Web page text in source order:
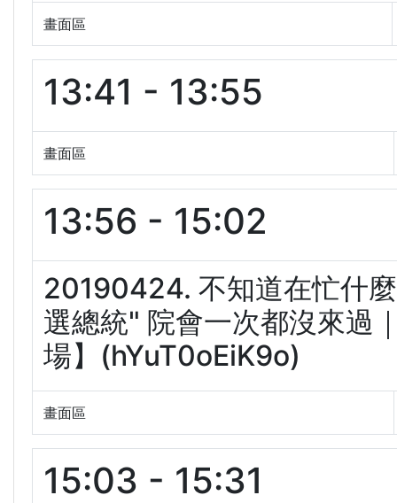
畫面區
13:41 - 13:55
畫面區
13:56 - 15:02
20190424. 不知道在忙什
選總統" 院會一次都沒來過
場】(hYuT0oEiK9o)
畫面區
15:03 - 15:31